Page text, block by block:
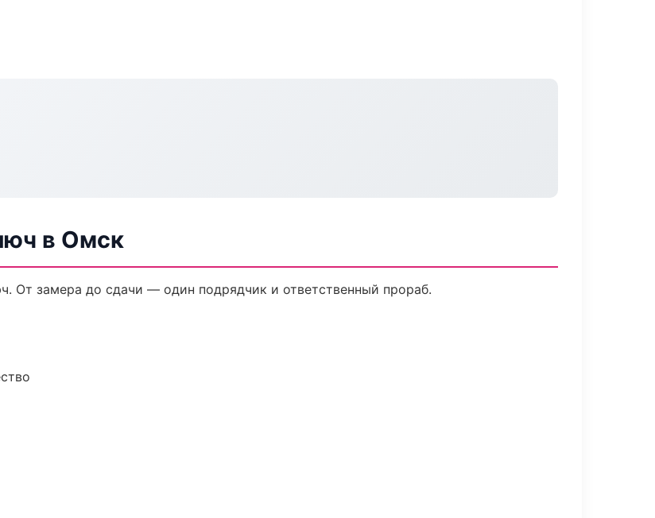
в Омск
От замера до сдачи — один подрядчик и ответственный прораб.